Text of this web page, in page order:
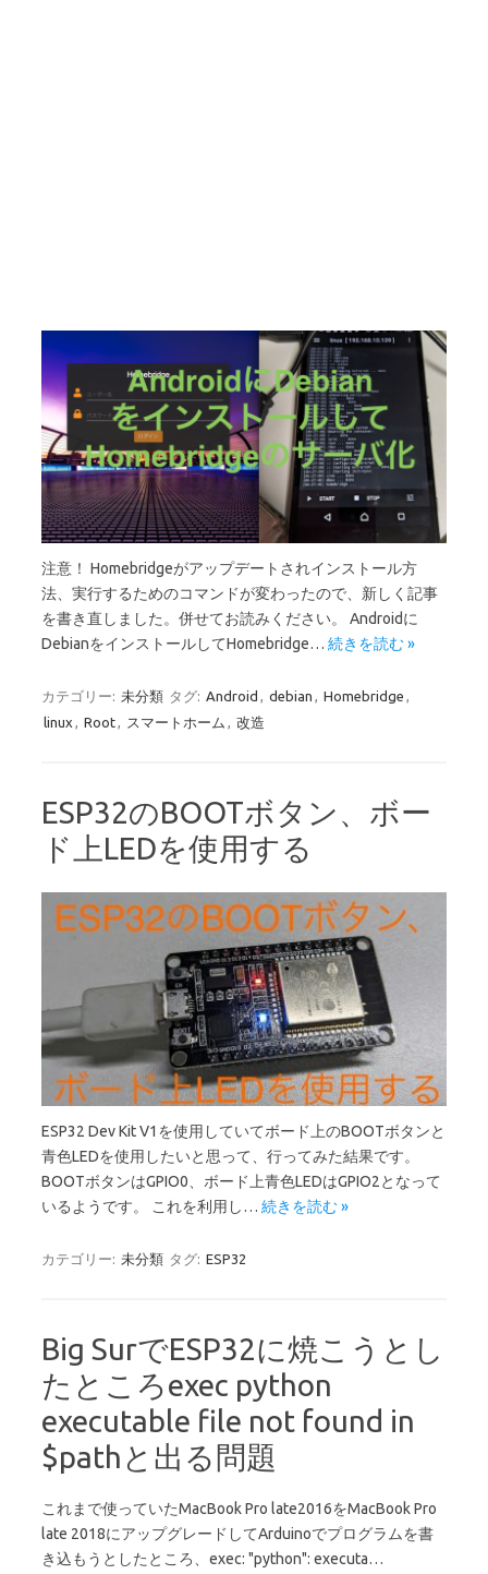
注意！ Homebridgeがアップデートされインストール方
法、実行するためのコマンドが変わったので、新しく記事
を書き直しました。併せてお読みください。 Androidに
DebianをインストールしてHomebridge… 続きを読む »
カテゴリー: 未分類 タグ: Android , debian , Homebridge ,
linux , Root, スマートホーム , 改造
ESP32のBOOTボタン、ボー
ド上LEDを使用する
ESP32 Dev Kit V1を使用していてボード上のBOOTボタンと
青色LEDを使用したいと思って、行ってみた結果です。
BOOTボタンはGPIO0、ボード上青色LEDはGPIO2となって
いるようです。 これを利用し… 続きを読む »
カテゴリー: 未分類 タグ: ESP32
Big SurでESP32に焼こうとし
たところexec python
executable file not found in
$pathと出る問題
これまで使っていたMacBook Pro late2016をMacBook Pro
late 2018にアップグレードしてArduinoでプログラムを書
き込もうとしたところ、exec: "python": executa…